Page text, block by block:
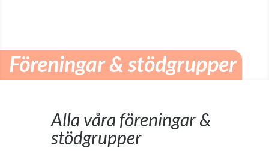
Föreningar & stödgrupper
Alla våra föreningar &
stödgrupper